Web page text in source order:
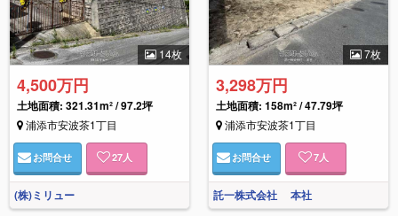
14枚
4,500万円
土地面積: 321.31m² / 97.2坪
浦添市安波茶1丁目
お問合せ 27人
(株)ミリュー
7枚
3,298万円
土地面積: 158m² / 47.79坪
浦添市安波茶1丁目
お問合せ 7人
託一株式会社 本社